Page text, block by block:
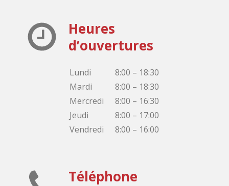
Heures
d’ouvertures
Lundi
Mardi
Mercredi
Jeudi
Vendredi
8:00 – 18:30
8:00 – 18:30
8:00 – 16:30
8:00 – 17:00
8:00 – 16:00
Téléphone